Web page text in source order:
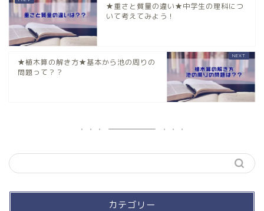
★重さと質量の違い★中学生の理科につ
いて考えてみよう！
★植木算の解き方★基本から池の周りの
問題って？？
カテゴリー